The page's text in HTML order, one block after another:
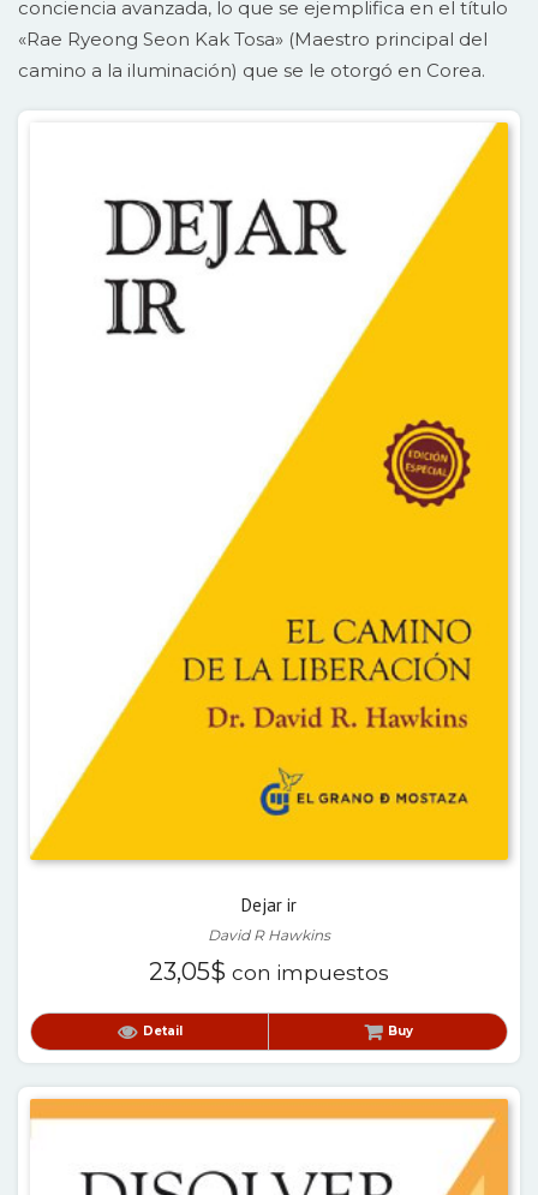
conciencia avanzada, lo que se ejemplifica en el título
«Rae Ryeong Seon Kak Tosa» (Maestro principal del
camino a la iluminación) que se le otorgó en Corea.
Dejar ir
David R Hawkins
23,05$ con impuestos
Detail Buy